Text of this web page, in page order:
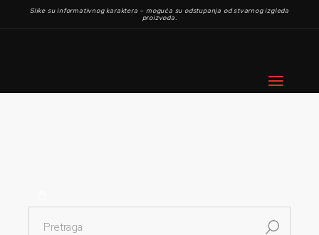
Slike su informativnog karaktera – moguća su odstupanja od stvarnog izgleda
proizvoda.